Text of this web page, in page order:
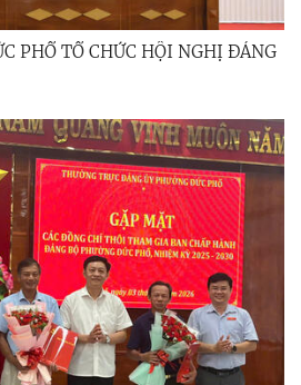
PHỔ TỔ CHỨC HỘI NGHỊ ĐẢNG